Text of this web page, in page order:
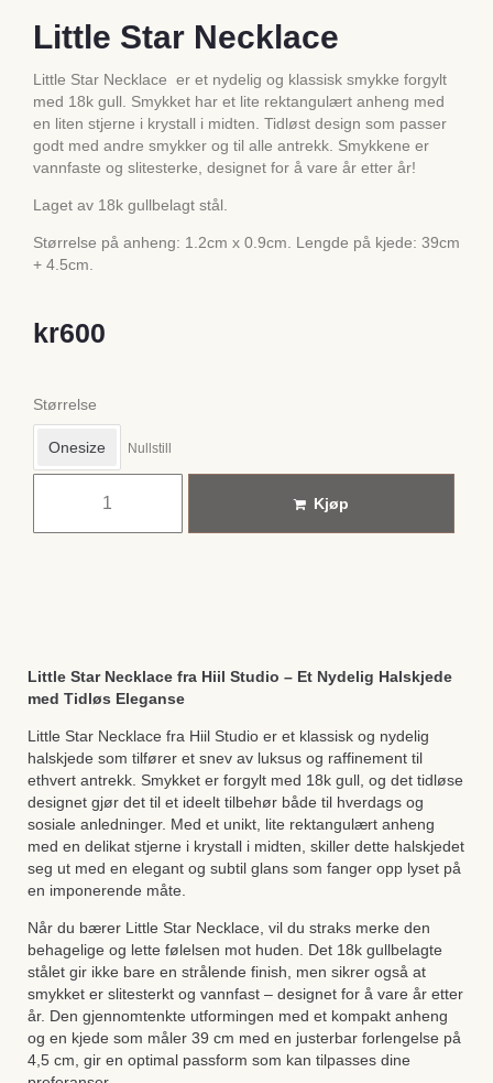
Little Star Necklace
Little Star Necklace er et nydelig og klassisk smykke forgylt
med 18k gull. Smykket har et lite rektangulært anheng med
en liten stjerne i krystall i midten. Tidløst design som passer
godt med andre smykker og til alle antrekk. Smykkene er
vannfaste og slitesterke, designet for å vare år etter år!
Laget av 18k gullbelagt stål.
Størrelse på anheng: 1.2cm x 0.9cm. Lengde på kjede: 39cm
+ 4.5cm.
kr600
Størrelse
Onesize Nullstill
Kjøp
Little Star Necklace fra Hiil Studio – Et Nydelig Halskjede
med Tidløs Eleganse
Little Star Necklace fra Hiil Studio er et klassisk og nydelig
halskjede som tilfører et snev av luksus og raffinement til
ethvert antrekk. Smykket er forgylt med 18k gull, og det tidløse
designet gjør det til et ideelt tilbehør både til hverdags og
sosiale anledninger. Med et unikt, lite rektangulært anheng
med en delikat stjerne i krystall i midten, skiller dette halskjedet
seg ut med en elegant og subtil glans som fanger opp lyset på
en imponerende måte.
Når du bærer Little Star Necklace, vil du straks merke den
behagelige og lette følelsen mot huden. Det 18k gullbelagte
stålet gir ikke bare en strålende finish, men sikrer også at
smykket er slitesterkt og vannfast – designet for å vare år etter
år. Den gjennomtenkte utformingen med et kompakt anheng
og en kjede som måler 39 cm med en justerbar forlengelse på
4,5 cm, gir en optimal passform som kan tilpasses dine